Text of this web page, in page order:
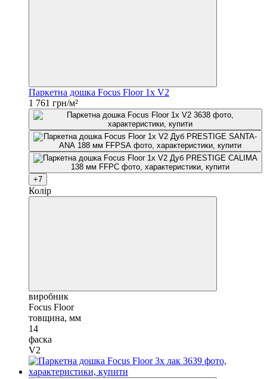
Паркетна дошка Focus Floor 1x V2
1 761 грн/м²
+7
Колір
виробник
Focus Floor
товщина, мм
14
фаска
V2